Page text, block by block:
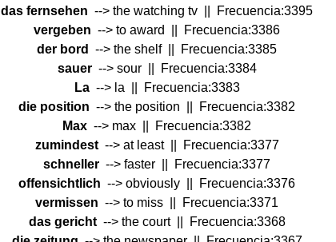
das fernsehen --> the watching tv || Frecuencia:3395
vergeben --> to award || Frecuencia:3386
der bord
--> the shelf || Frecuencia:3385
sauer --> sour || Frecuencia:3384
La --> la || Frecuencia:3383
die position --> the position || Frecuencia:3382
Max --> max || Frecuencia:3382
zumindest --> at least || Frecuencia:3377
schneller --> faster || Frecuencia:3377
offensichtlich --> obviously || Frecuencia:3376
vermissen --> to miss || Frecuencia:3371
das gericht--> the court || Frecuencia:3368